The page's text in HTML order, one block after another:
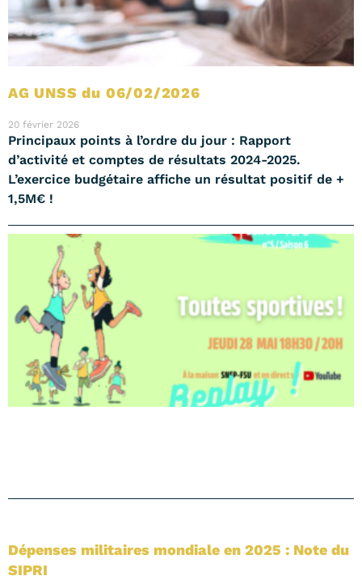
AG UNSS du 06/02/2026
20 février 2026
Principaux points à l’ordre du jour : Rapport
d’activité et comptes de résultats 2024-2025.
L’exercice budgétaire affiche un résultat positif de +
1,5M€ !
Dépenses militaires mondiale en 2025 : Note du
SIPRI